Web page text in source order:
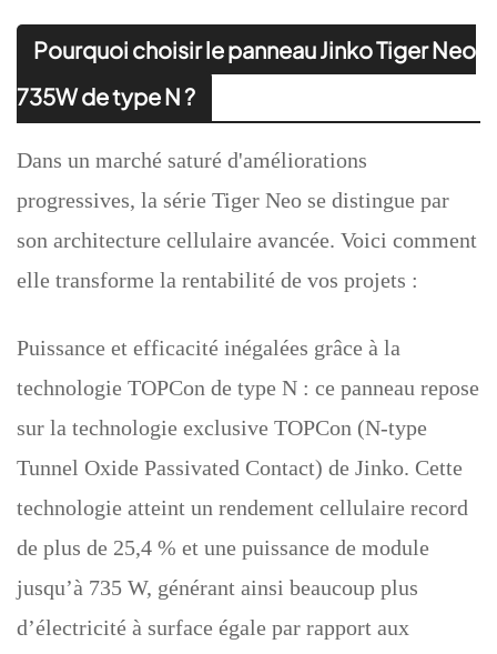
Pourquoi choisir le panneau Jinko Tiger Neo
735W de type N ?
Dans un marché saturé d'améliorations
progressives, la série Tiger Neo se distingue par
son architecture cellulaire avancée. Voici comment
elle transforme la rentabilité de vos projets :
Puissance et efficacité inégalées grâce à la
technologie TOPCon de type N : ce panneau repose
sur la technologie exclusive TOPCon (N-type
Tunnel Oxide Passivated Contact) de Jinko. Cette
technologie atteint un rendement cellulaire record
de plus de 25,4 % et une puissance de module
jusqu’à 735 W, générant ainsi beaucoup plus
d’électricité à surface égale par rapport aux